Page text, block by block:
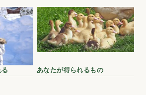
あなたが得られるもの